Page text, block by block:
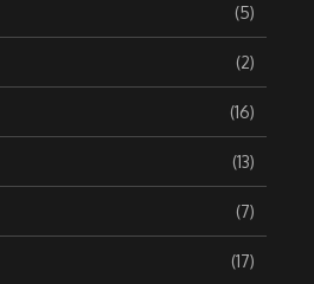
(5)
(2)
(16)
(13)
(7)
(17)